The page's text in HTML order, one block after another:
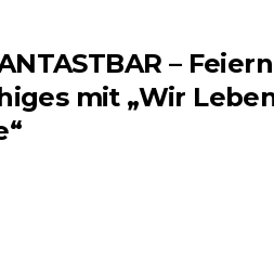
–
mit „Wir